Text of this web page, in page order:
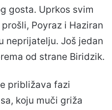
gosta. Uprkos svim
Poyraz i Haziran
neprijatelju. Još jedan
od strane Biridzik.
približava fazi
koju muči griža